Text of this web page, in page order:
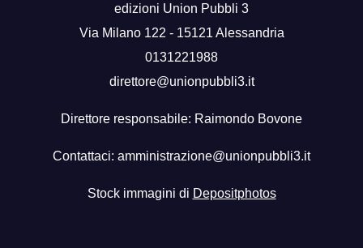
edizioni Union Pubbli 3
Via Milano 122 - 15121 Alessandria
0131221988
direttore@unionpubbli3.it
Direttore responsabile: Raimondo Bovone
Contattaci: amministrazione@unionpubbli3.it
Stock immagini di Depositphotos